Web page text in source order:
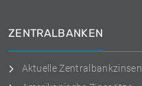
ZENTRALBANKEN
Aktuelle Zentralbankzinsen